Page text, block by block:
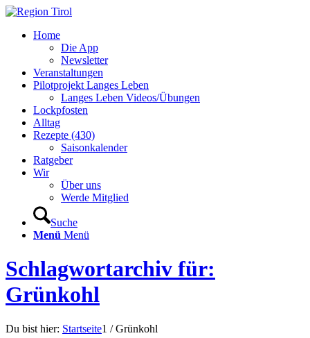
Home
Die App
Newsletter
Veranstaltungen
Pilotprojekt Langes Leben
Langes Leben Videos/Übungen
Lockpfosten
Alltag
Rezepte (430)
Saisonkalender
Ratgeber
Wir
Über uns
Werde Mitglied
Suche
Menü Menü
Schlagwortarchiv für:
Grünkohl
Du bist hier: Startseite1 / Grünkohl